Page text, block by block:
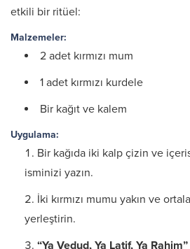
etkili bir ritüel:
Malzemeler:
2 adet kırmızı mum
1 adet kırmızı kurdele
Bir kağıt ve kalem
Uygulama:
Bir kağıda iki kalp çizin ve
isminizi yazın.
İki kırmızı mumu yakın ve
yerleştirin.
“Ya Vedud, Ya Latif, Ya Rahim”